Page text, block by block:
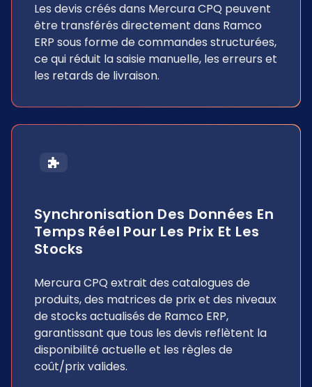
Les devis créés dans Mercura CPQ peuvent
être transférés directement dans Ramco
ERP sous forme de commandes structurées,
ce qui réduit la saisie manuelle, les erreurs et
les retards de livraison.
Synchronisation Des Données En
Temps Réel Pour Les Prix Et Les
Stocks
Mercura CPQ extrait des catalogues de
produits, des matrices de prix et des niveaux
de stocks actualisés de Ramco ERP,
garantissant que tous les devis reflètent la
disponibilité actuelle et les règles de
coût/prix valides.